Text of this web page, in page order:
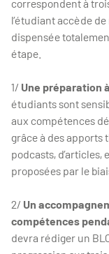
correspondent à
l’étudiant accède
dispensée
étape.
1/ Une préparation
étudiants sont
aux compétences
grâce à des apports
podcasts, d’articles,
proposées par le
2/ Un
compétences
devra rédiger un